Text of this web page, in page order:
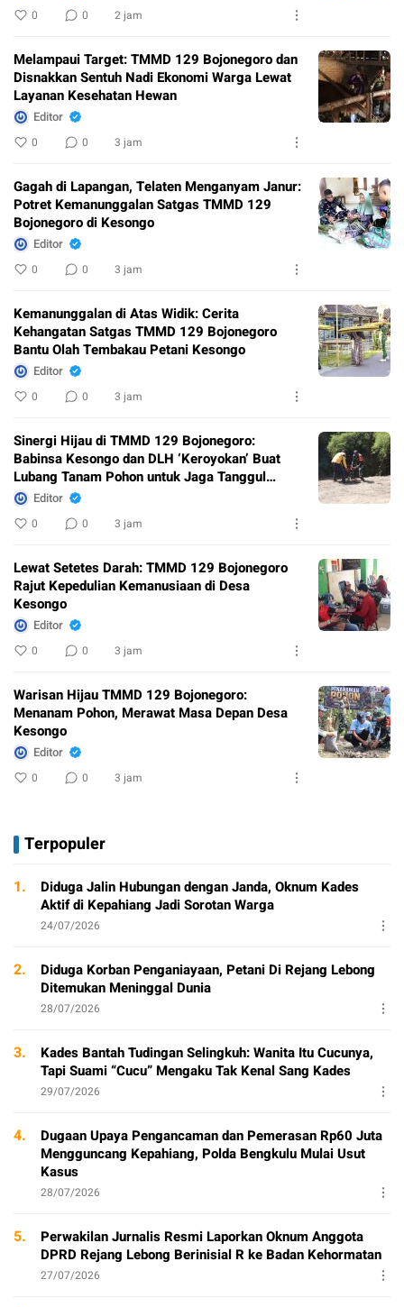
0 0 2 jam
Melampaui Target: TMMD 129 Bojonegoro dan
Disnakkan Sentuh Nadi Ekonomi Warga Lewat
Layanan Kesehatan Hewan
Editor
0 0 3 jam
Gagah di Lapangan, Telaten Menganyam Janur:
Potret Kemanunggalan Satgas TMMD 129
Bojonegoro di Kesongo
Editor
0 0 3 jam
Kemanunggalan di Atas Widik: Cerita
Kehangatan Satgas TMMD 129 Bojonegoro
Bantu Olah Tembakau Petani Kesongo
Editor
0 0 3 jam
Sinergi Hijau di TMMD 129 Bojonegoro:
Babinsa Kesongo dan DLH ‘Keroyokan’ Buat
Lubang Tanam Pohon untuk Jaga Tanggul
Sungai
Editor
0 0 3 jam
Lewat Setetes Darah: TMMD 129 Bojonegoro
Rajut Kepedulian Kemanusiaan di Desa
Kesongo
Editor
0 0 3 jam
Warisan Hijau TMMD 129 Bojonegoro:
Menanam Pohon, Merawat Masa Depan Desa
Kesongo
Editor
0 0 3 jam
Terpopuler
1.
Diduga Jalin Hubungan dengan Janda, Oknum Kades
Aktif di Kepahiang Jadi Sorotan Warga
24/07/2026
2.
Diduga Korban Penganiayaan, Petani Di Rejang Lebong
Ditemukan Meninggal Dunia
28/07/2026
3.
Kades Bantah Tudingan Selingkuh: Wanita Itu Cucunya,
Tapi Suami “Cucu” Mengaku Tak Kenal Sang Kades
29/07/2026
4.
Dugaan Upaya Pengancaman dan Pemerasan Rp60 Juta
Mengguncang Kepahiang, Polda Bengkulu Mulai Usut
Kasus
28/07/2026
5.
Perwakilan Jurnalis Resmi Laporkan Oknum Anggota
DPRD Rejang Lebong Berinisial R ke Badan Kehormatan
27/07/2026